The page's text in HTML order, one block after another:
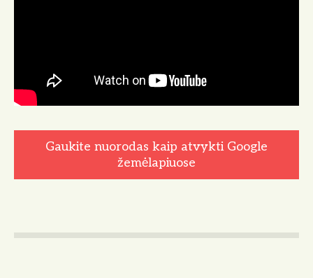
Gaukite nuorodas kaip atvykti Google
žemėlapiuose